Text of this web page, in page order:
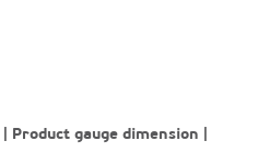
| Product gauge dimension |